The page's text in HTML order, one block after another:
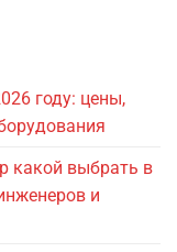
году: цены,
какой выбрать в
и